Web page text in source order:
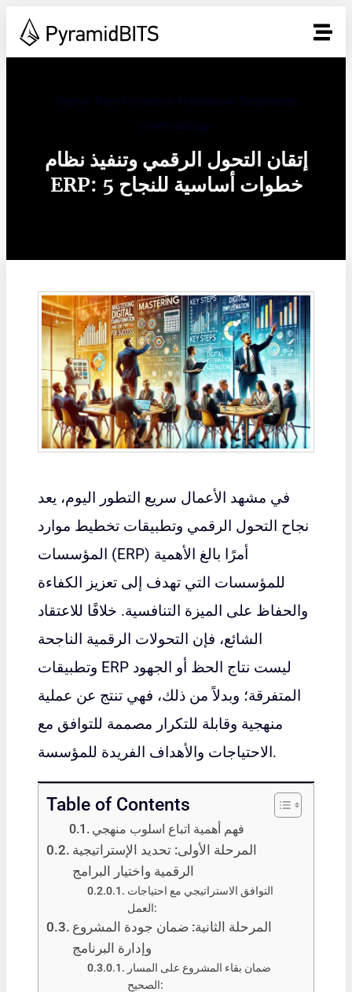
Digital Transformation Framework Stepbystep
methodology
إتقان التحول الرقمي وتنفيذ نظام
ERP: 5 خطوات أساسية للنجاح
في مشهد الأعمال سريع التطور اليوم، يعد
نجاح التحول الرقمي وتطبيقات تخطيط موارد
المؤسسات (ERP) أمرًا بالغ الأهمية
للمؤسسات التي تهدف إلى تعزيز الكفاءة
والحفاظ على الميزة التنافسية. خلافًا للاعتقاد
الشائع، فإن التحولات الرقمية الناجحة
وتطبيقات ERP ليست نتاج الحظ أو الجهود
المتفرقة؛ وبدلاً من ذلك، فهي تنتج عن عملية
منهجية وقابلة للتكرار مصممة للتوافق مع
الاحتياجات والأهداف الفريدة للمؤسسة.
Table of Contents
فهم أهمية اتباع اسلوب منهجي
المرحلة الأولى: تحديد الإستراتيجية
الرقمية واختيار البرامج
التوافق الاستراتيجي مع احتياجات
العمل:
المرحلة الثانية: ضمان جودة المشروع
وإدارة البرنامج
ضمان بقاء المشروع على المسار
الصحيح: